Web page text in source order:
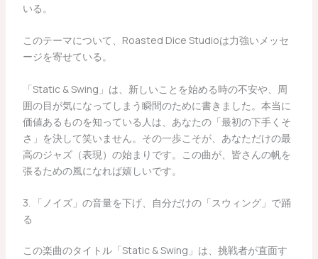
いる。
このテーマについて、Roasted Dice Studioは力強いメッセ
ージを寄せている。
「Static & Swing」は、新しいことを始める時の不安や、周
囲の目が気になってしまう瞬間のために書きました。本当に
価値あるものを知っている人は、あなたの「最初の下手くそ
さ」を決して笑いません。その一歩こそが、あなただけの最
高のジャズ（表現）の始まりです。この曲が、皆さんの帆を
張るための風になれば嬉しいです。
3. 「ノイズ」の音量を下げ、自分だけの「スウィング」で踊
る
この楽曲のタイトル「Static & Swing」は、挑戦者が直面す